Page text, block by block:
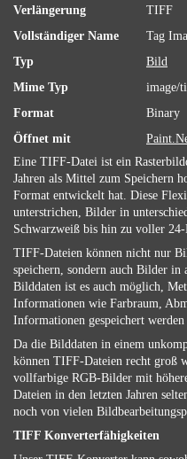
Verlängerung
TIFF
Vollständiger Name
Tag
Typ
Bild
Mime Typ
image/
Format
Binary
Öffnet mit
Eine TIFF-Datei ist ein
Jahren als Mittel zum Speichern
Format entwickelt hat. Diese
unterstrichen, Bilder in
Schwarzweiß bis hin zu voller
TIFF-Dateien können nicht nur
speichern, sondern auch Bilder
Bilddaten ist es auch möglich,
Informationen wie Farbraum,
Informationen gespeichert werden
Da die Bilddaten in einem
können TIFF-Dateien recht groß
vollfarbige RGB-Bilder mit
Dateien in den letzten Jahren
noch von vielen
TIFF Konverterfähigkeiten